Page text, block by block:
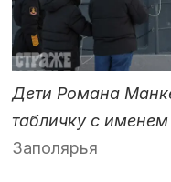
Дети Романа
табличку с
Заполярья